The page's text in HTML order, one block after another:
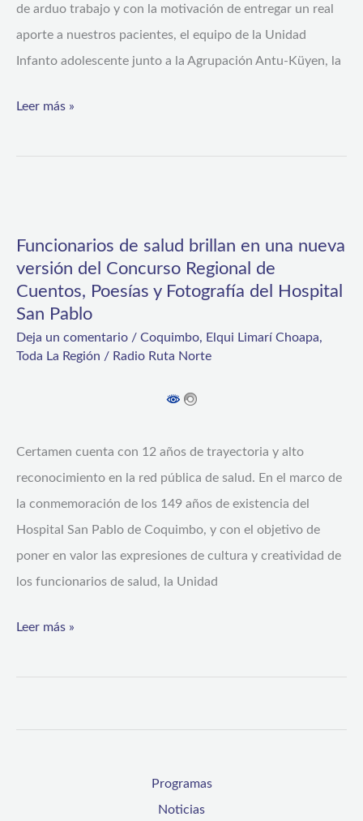
de arduo trabajo y con la motivación de entregar un real
aporte a nuestros pacientes, el equipo de la Unidad
Infanto adolescente junto a la Agrupación Antu-Küyen, la
salud
Leer más »
Funcionarios de salud brillan en una nueva
versión del Concurso Regional de
Cuentos, Poesías y Fotografía del Hospital
San Pablo
Deja un comentario / Coquimbo, Elqui Limarí Choapa,
Toda La Región / Radio Ruta Norte
Certamen cuenta con 12 años de trayectoria y alto
reconocimiento en la red pública de salud. En el marco de
la conmemoración de los 149 años de existencia del
Hospital San Pablo de Coquimbo, y con el objetivo de
poner en valor las expresiones de cultura y creatividad de
los funcionarios de salud, la Unidad
salud
en
una
nueva
Poesías
y
Leer más »
Programas
Noticias